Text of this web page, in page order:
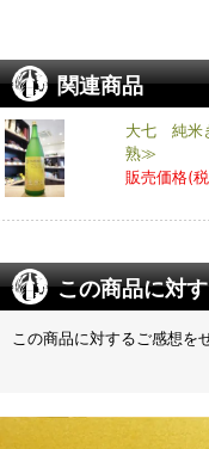
関連商品
大七 純
熟≫
販売価格(税
この商品に対
この商品に対するご感想を